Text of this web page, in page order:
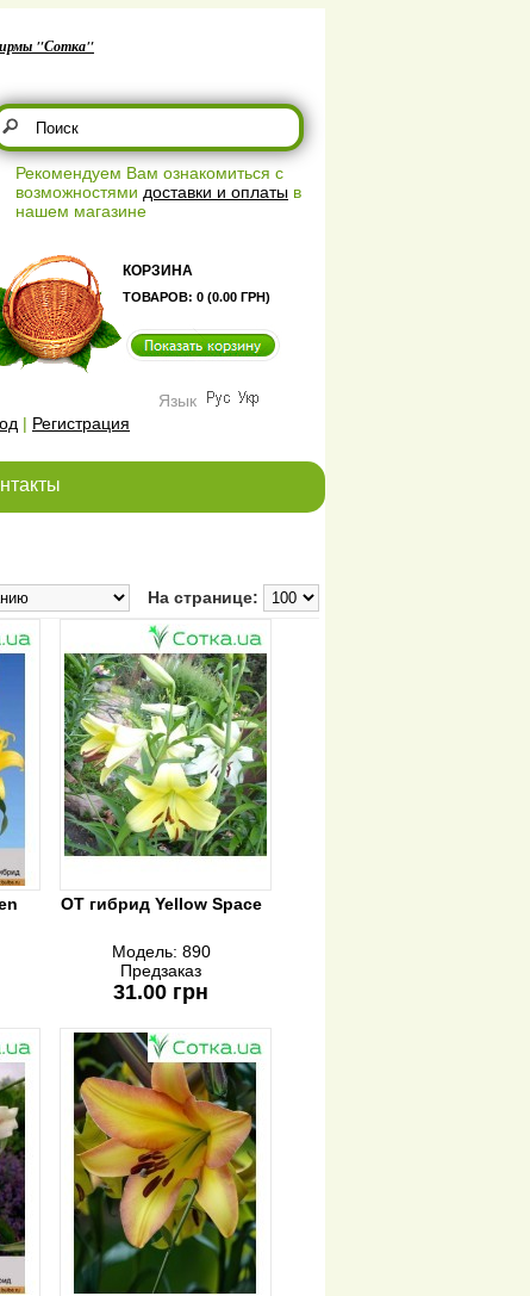
"Сотка"
Язык
Рекомендуем Вам ознакомиться с
возможностями доставки и оплаты в
нашем магазине
| Регистрация
КОРЗИНА
ТОВАРОВ: 0 (0.00 ГРН)
На странице:
ОТ гибрид Yellow Space
Модель: 890
Предзаказ
31.00 грн